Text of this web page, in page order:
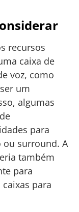
recursos
caixa de
voz, como
um
algumas
para
ou surround. A
também
para
para